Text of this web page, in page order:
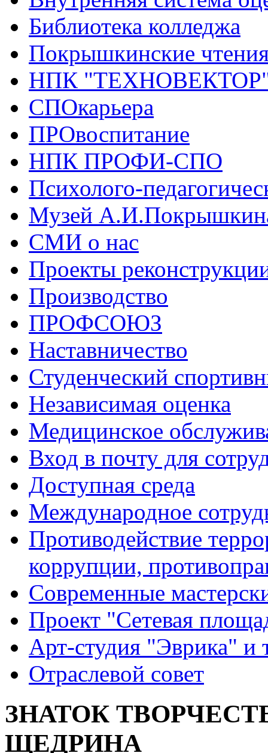
Библиотека колледжа
Покрышкинские
НПК
СПОкарьера
ПРОвоспитание
НПК ПРОФИ-СПО
Психолого-
Музей
СМИ о нас
Проекты
Производство
ПРОФСОЮЗ
Наставничество
Студенческий
Независимая оценка
Медицинское
Вход в почту для
Доступная среда
Международное
Противодействие
коррупции,
Современные
Проект "Сетевая
Арт-студия "Эврика" и
Отраслевой совет
ЗНАТОК
ЩЕДРИНА